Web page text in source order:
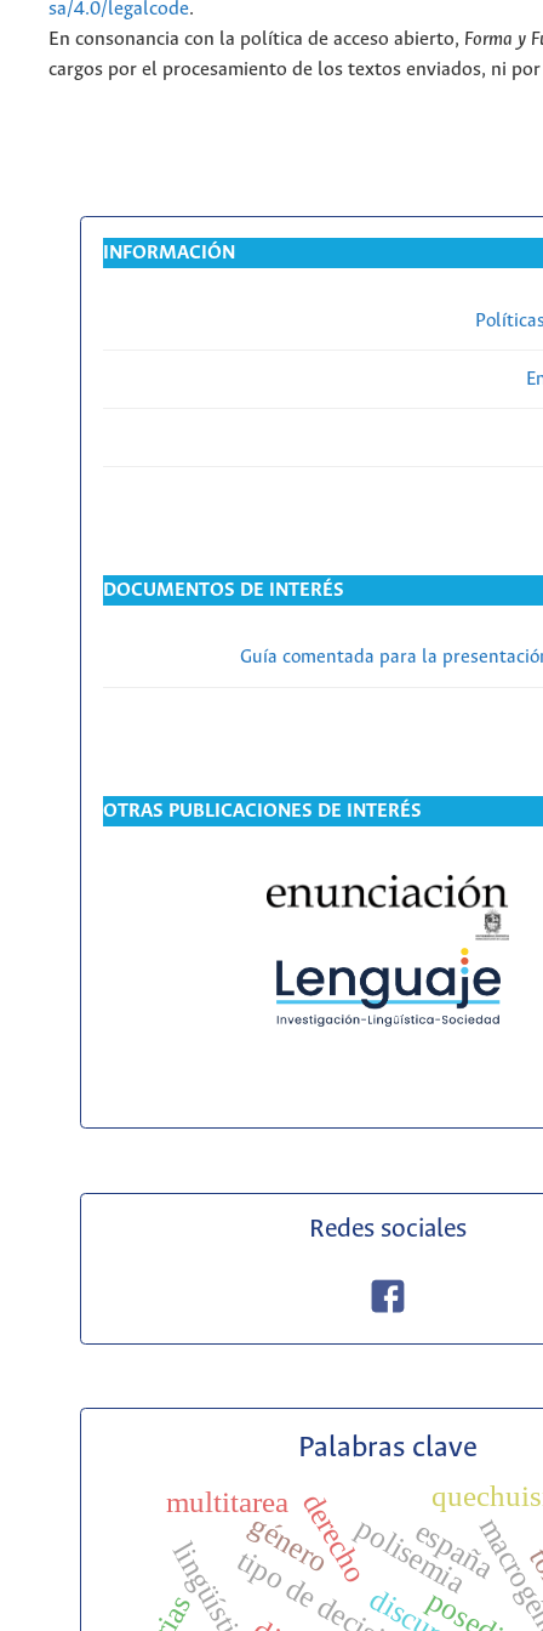
sa/4.0/legalcode.
En consonancia con la política de acceso abierto, Forma y
cargos por el procesamiento de los textos enviados, ni
INFORMACIÓN
DOCUMENTOS DE INTERÉS
Guía comentada para la
OTRAS PUBLICACIONES DE INTERÉS
Redes sociales
Palabras clave
derecho
género
multitarea
polisemia
españa